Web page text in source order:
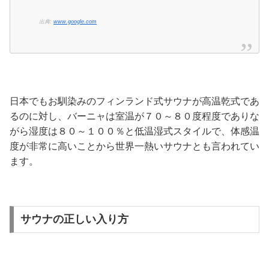
出典: www.google.com
日本でもお馴染みのフィンランド式サウナが高温乾式であ
るのに対し、バーニャは室温が７０～８０度程度でありな
がら湿度は８０～１００％と低温湿式スタイルで、体感温
度が非常に高いことから世界一熱いサウナとも言われてい
ます。
サウナの正しい入り方